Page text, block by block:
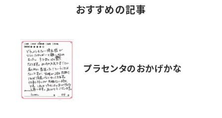
おすすめの記事
プラセンタのおかげかな